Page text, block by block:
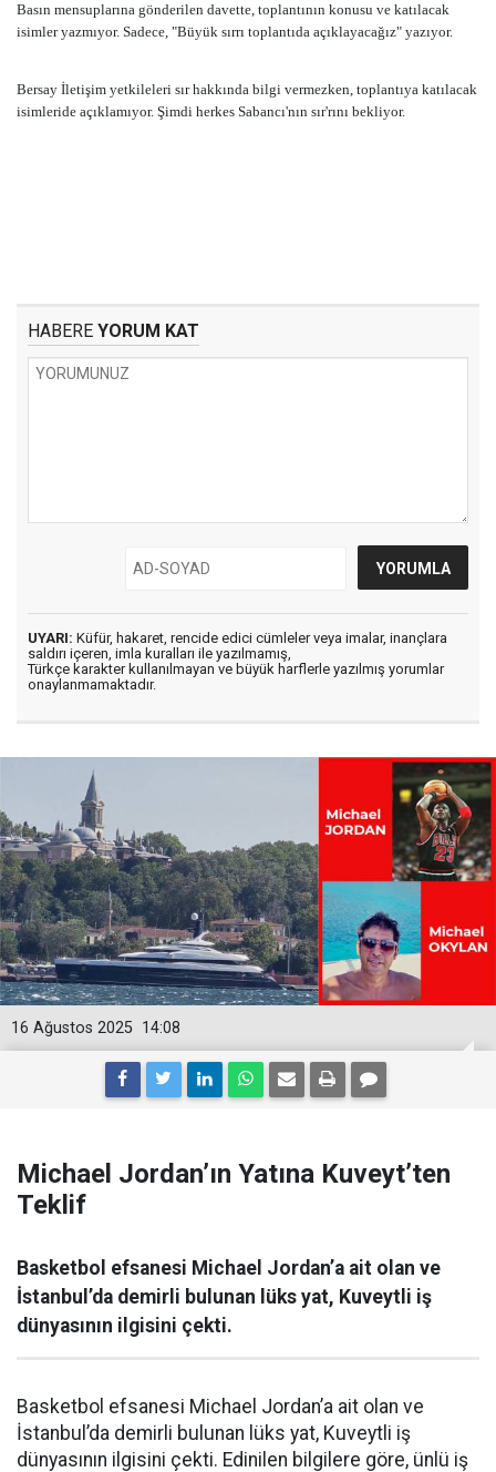
Basın mensuplarına gönderilen davette, toplantının konusu ve katılacak
isimler yazmıyor. Sadece, "Büyük sırrı toplantıda açıklayacağız" yazıyor.
Bersay İletişim yetkileleri sır hakkında bilgi vermezken, toplantıya katılacak
isimleride açıklamıyor. Şimdi herkes Sabancı'nın sır'rını bekliyor.
HABERE YORUM KAT
UYARI: Küfür, hakaret, rencide edici cümleler veya imalar, inançlara
saldırı içeren, imla kuralları ile yazılmamış,
Türkçe karakter kullanılmayan ve büyük harflerle yazılmış yorumlar
onaylanmamaktadır.
14:08
16 Ağustos 2025
Michael Jordan’ın Yatına Kuveyt’ten
Teklif
Basketbol efsanesi Michael Jordan’a ait olan ve
İstanbul’da demirli bulunan lüks yat, Kuveytli iş
dünyasının ilgisini çekti.
Basketbol efsanesi Michael Jordan’a ait olan ve
İstanbul’da demirli bulunan lüks yat, Kuveytli iş
dünyasının ilgisini çekti. Edinilen bilgilere göre, ünlü iş